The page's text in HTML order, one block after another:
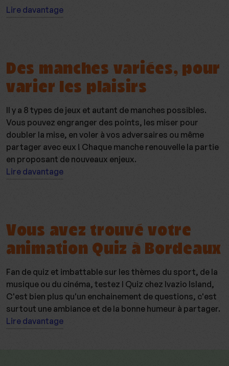
Lire davantage
Des manches variées, pour
varier les plaisirs
Il y a 8 types de jeux et autant de manches possibles.
Vous pouvez engranger des points, les miser pour
doubler la mise, en voler à vos adversaires ou même
partager avec eux ! Chaque manche renouvelle la partie
en proposant de nouveaux enjeux.
Lire davantage
Vous avez trouvé votre
animation Quiz à Bordeaux
Fan de quiz et imbattable sur les thèmes du sport, de la
musique ou du cinéma, testez I Quiz chez Ivazio Island,
C'est bien plus qu'un enchainement de questions, c'est
surtout une ambiance et de la bonne humeur à partager.
Lire davantage